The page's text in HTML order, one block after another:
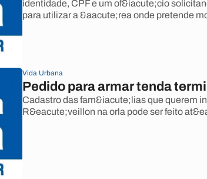
identidade, CPF e um of&iacute;cio
para utilizar a &aacute;rea onde pretende
Vida Urbana
Pedido para armar tenda
Cadastro das fam&iacute;lias que querem
R&eacute;veillon na orla pode ser feito